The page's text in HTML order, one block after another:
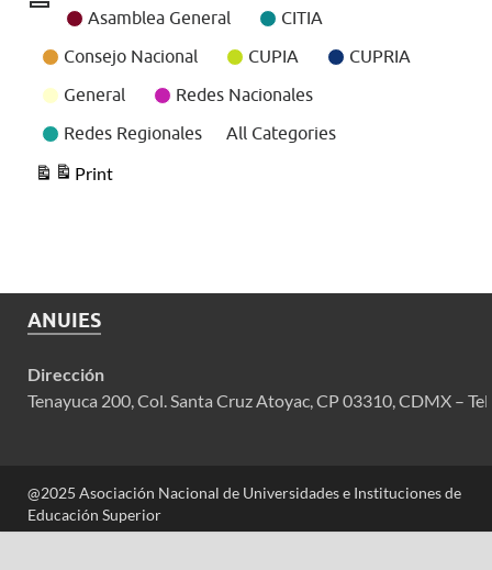
Event
Asamblea General
CITIA
Consejo Nacional
CUPIA
CUPRIA
General
Redes Nacionales
Redes Regionales
All Categories
Print
View
ANUIES
Dirección
Tenayuca 200, Col. Santa Cruz Atoyac, CP 03310, CDMX –
@2025 Asociación Nacional de Universidades e Instituciones de
Educación Superior